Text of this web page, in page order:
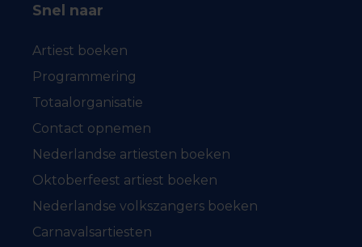
Snel naar
Artiest boeken
Programmering
Totaalorganisatie
Contact opnemen
Nederlandse artiesten boeken
Oktoberfeest artiest boeken
Nederlandse volkszangers boeken
Carnavalsartiesten